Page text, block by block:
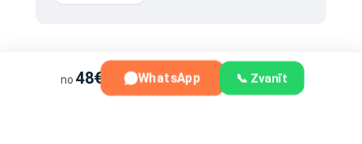
no 48€ WhatsApp 📞 Zvanīt